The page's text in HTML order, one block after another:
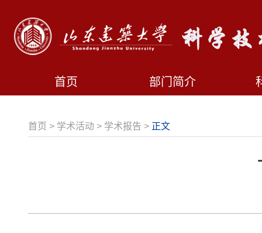
首页 部门简介
首页 > 学术活动 > 学术报告 > 正文